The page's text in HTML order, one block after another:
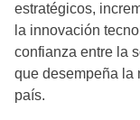
estratégicos,
la innovación
confianza entre la
que desempeña la
país.